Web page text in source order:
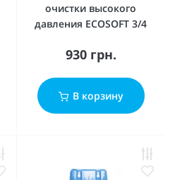
очистки высокого
давления ECOSOFT 3/4
930 грн.
В корзину